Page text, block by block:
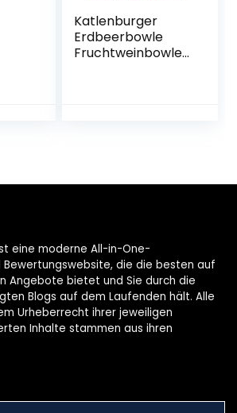
Katlenburger
Erdbeerbowle
Fruchtweinbowle
eine moderne All-in-One-
Bewertungswebsite, die die besten auf
Angebote bietet und Sie durch die
Blogs auf dem Laufenden hält. Alle
Urheberrecht ihrer jeweiligen
Inhalte stammen aus ihren